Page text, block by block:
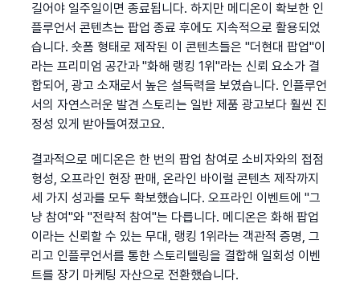
길어야 일주일이면 종료됩니다. 하지만 메디온이 확보한 인
플루언서 콘텐츠는 팝업 종료 후에도 지속적으로 활용되었
습니다. 숏폼 형태로 제작된 이 콘텐츠들은 "더현대 팝업"이
라는 프리미엄 공간과 "화해 랭킹 1위"라는 신뢰 요소가 결
합되어, 광고 소재로서 높은 설득력을 보였습니다. 인플루언
서의 자연스러운 발견 스토리는 일반 제품 광고보다 훨씬 진
정성 있게 받아들여졌고요.
결과적으로 메디온은 한 번의 팝업 참여로 소비자와의 접점
형성, 오프라인 현장 판매, 온라인 바이럴 콘텐츠 제작까지
세 가지 성과를 모두 확보했습니다. 오프라인 이벤트에 "그
냥 참여"와 "전략적 참여"는 다릅니다. 메디온은 화해 팝업
이라는 신뢰할 수 있는 무대, 랭킹 1위라는 객관적 증명, 그
리고 인플루언서를 통한 스토리텔링을 결합해 일회성 이벤
트를 장기 마케팅 자산으로 전환했습니다.